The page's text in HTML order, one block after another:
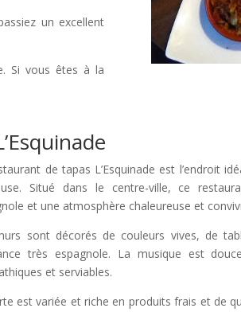
un excellent
Si vous êtes à la
de tapas L’Esquinade est l’endroit
Situé dans le centre-ville, ce
et une atmosphère chaleureuse et
sont décorés de couleurs vives, de
très espagnole. La musique est
et serviables.
est variée et riche en produits frais et de